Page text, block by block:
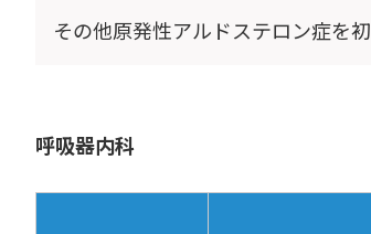
その他原発性アルドステロン症を
呼吸器内科